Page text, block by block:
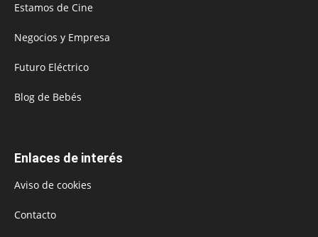
Estamos de Cine
Negocios y Empresa
Futuro Eléctrico
Blog de Bebés
Enlaces de interés
Aviso de cookies
Contacto